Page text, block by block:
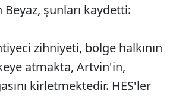
şunları kaydetti:
zihniyeti, bölge halkının
atmakta, Artvin'in,
kirletmektedir. HES'ler